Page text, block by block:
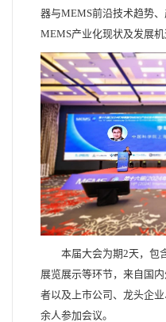
器与MEMS前沿技术趋势
MEMS产业化现状及发展机
本届大会为期2天，包
展览展示等环节，来自国
者以及上市公司、龙头企
余人参加会议。